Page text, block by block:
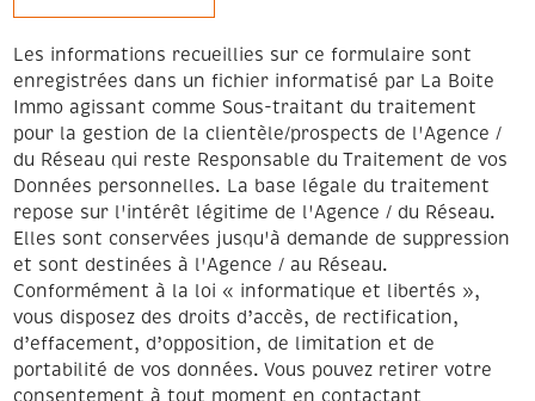
Les informations recueillies sur ce formulaire sont
enregistrées dans un fichier informatisé par La Boite
Immo agissant comme Sous-traitant du traitement
pour la gestion de la clientèle/prospects de l'Agence /
du Réseau qui reste Responsable du Traitement de vos
Données personnelles. La base légale du traitement
repose sur l'intérêt légitime de l'Agence / du Réseau.
Elles sont conservées jusqu'à demande de suppression
et sont destinées à l'Agence / au Réseau.
Conformément à la loi « informatique et libertés »,
vous disposez des droits d’accès, de rectification,
d’effacement, d’opposition, de limitation et de
portabilité de vos données. Vous pouvez retirer votre
consentement à tout moment en contactant